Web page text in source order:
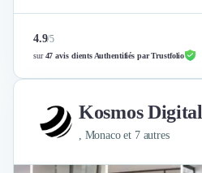
Assurance
Expertise Comptable
Subventions & Aides
Levée de fonds
Droit des Affaires
Externalisation Administrative
Direction Financière Externalisée (DAF)
Restructuring
4.9/5
sur47 avis clients Authentifiés par Trustfolio
Kosmos Digital
, Monaco et 7 autres